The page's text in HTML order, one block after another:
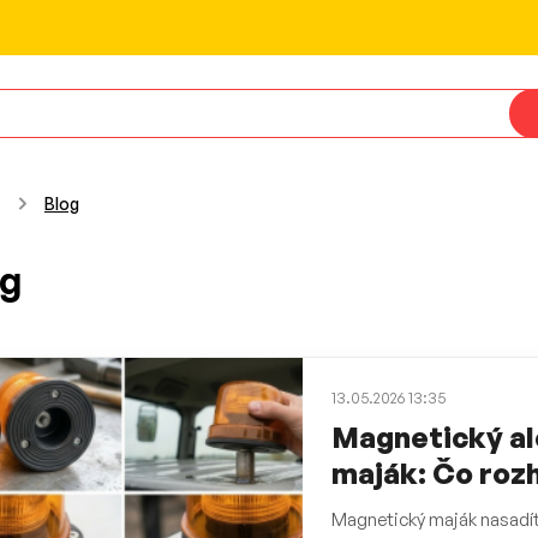
Blog
13.05.2026 13:35
Magnetický
maják: Čo
Magnetický maják